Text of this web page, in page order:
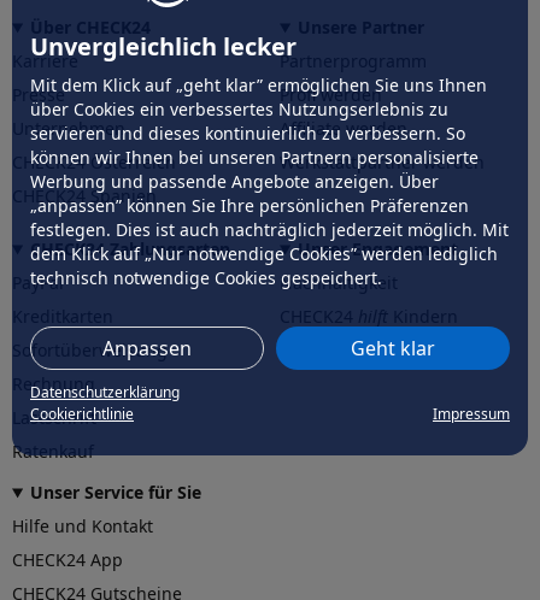
Unvergleichlich lecker
Mit dem Klick auf „geht klar” ermöglichen Sie uns Ihnen
über Cookies ein verbessertes Nutzungserlebnis zu
servieren und dieses kontinuierlich zu verbessern. So
können wir Ihnen bei unseren Partnern personalisierte
Werbung und passende Angebote anzeigen. Über
„anpassen” können Sie Ihre persönlichen Präferenzen
festlegen. Dies ist auch nachträglich jederzeit möglich. Mit
dem Klick auf „Nur notwendige Cookies” werden lediglich
technisch notwendige Cookies gespeichert.
Anpassen Geht klar
Datenschutzerklärung
Cookierichtlinie
Impressum
Karriere
Presse
Unternehmen
CHECK24 Österreich
CHECK24 Spanien
Partnerprogramm
Profi werden
Affiliate werden
Werkstattpartner werden
CHECK24 Zahlungsarten
PayPal
Sofortüberweisung
Rechnung
Lastschrift
Ratenkauf
Unser Engagement
Nachhaltigkeit
CHECK24hilftder Natur
Unser Service für Sie
Hilfe und Kontakt
CHECK24 App
CHECK24 Gutscheine